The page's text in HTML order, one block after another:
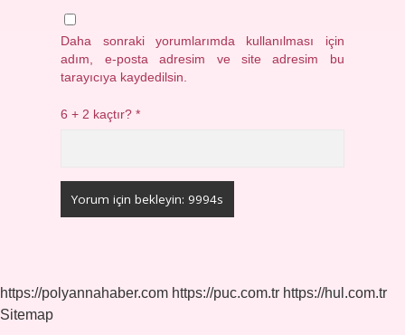
Daha sonraki yorumlarımda kullanılması için
adım, e-posta adresim ve site adresim bu
tarayıcıya kaydedilsin.
6 + 2 kaçtır?*
https://polyannahaber.com https://puc.com.tr https://hul.com.tr
Sitemap